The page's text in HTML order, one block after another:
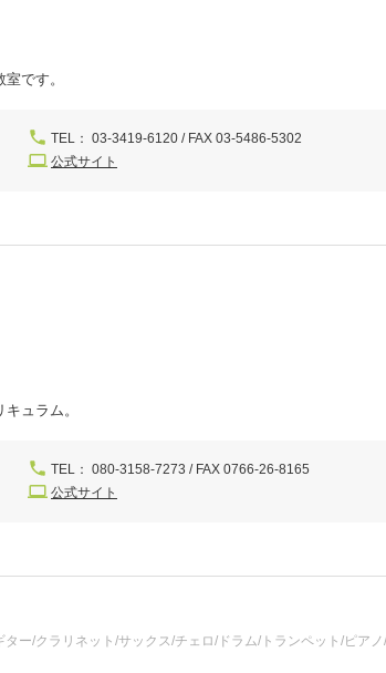
です。
TEL： 03-3419-6120 / FAX 03-5486-5302
公式サイト
ュラム。
TEL： 080-3158-7273 / FAX 0766-26-8165
公式サイト
ー/クラリネット/サックス/チェロ/ドラム/トランペット/ピア